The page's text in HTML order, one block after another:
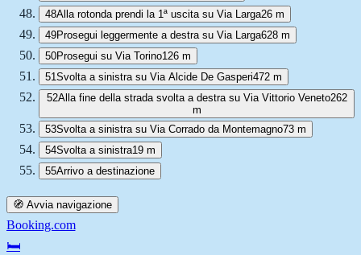
48Alla rotonda prendi la 1ª uscita su Via Larga26 m
49Prosegui leggermente a destra su Via Larga628 m
50Prosegui su Via Torino126 m
51Svolta a sinistra su Via Alcide De Gasperi472 m
52Alla fine della strada svolta a destra su Via Vittorio Veneto262
m
53Svolta a sinistra su Via Corrado da Montemagno73 m
54Svolta a sinistra19 m
55Arrivo a destinazione
🧭 Avvia navigazione
Booking.com
🛏️